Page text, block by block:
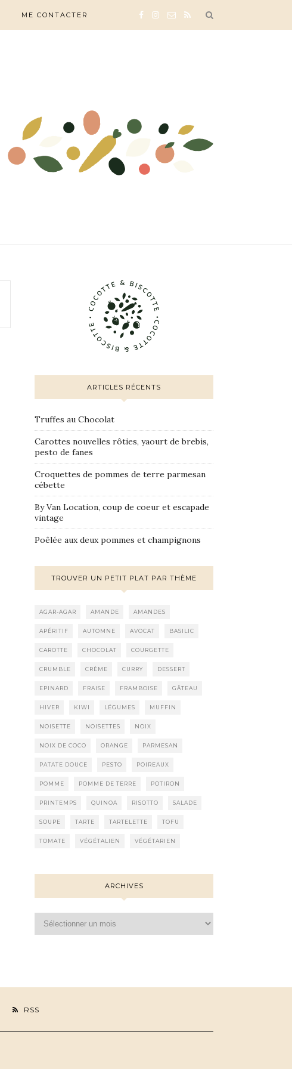
ME CONTACTER
ARTICLES RÉCENTS
Truffes au Chocolat
Carottes nouvelles rôties, yaourt de brebis,
pesto de fanes
Croquettes de pommes de terre parmesan
cébette
By Van Location, coup de coeur et escapade
vintage
Poêlée aux deux pommes et champignons
TROUVER UN PETIT PLAT PAR THÈME
AGAR-AGAR AMANDE AMANDES
APÉRITIF AUTOMNE AVOCAT BASILIC
CAROTTE CHOCOLAT COURGETTE
CRUMBLE CRÈME CURRY DESSERT
EPINARD FRAISE FRAMBOISE GÂTEAU
HIVER KIWI LÉGUMES MUFFIN
NOISETTE NOISETTES NOIX
NOIX DE COCO ORANGE PARMESAN
PATATE DOUCE PESTO POIREAUX
POMME POMME DE TERRE POTIRON
PRINTEMPS QUINOA RISOTTO SALADE
SOUPE TARTE TARTELETTE TOFU
TOMATE VÉGÉTALIEN VÉGÉTARIEN
ARCHIVES
RSS